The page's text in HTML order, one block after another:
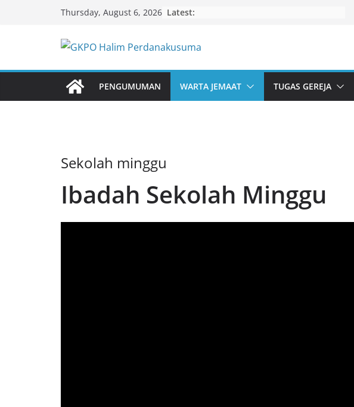
Thursday, August 6, 2026 Latest:
PENGUMUMAN WARTA JEMAAT TUGAS GEREJA
Sekolah minggu
Ibadah Sekolah Minggu